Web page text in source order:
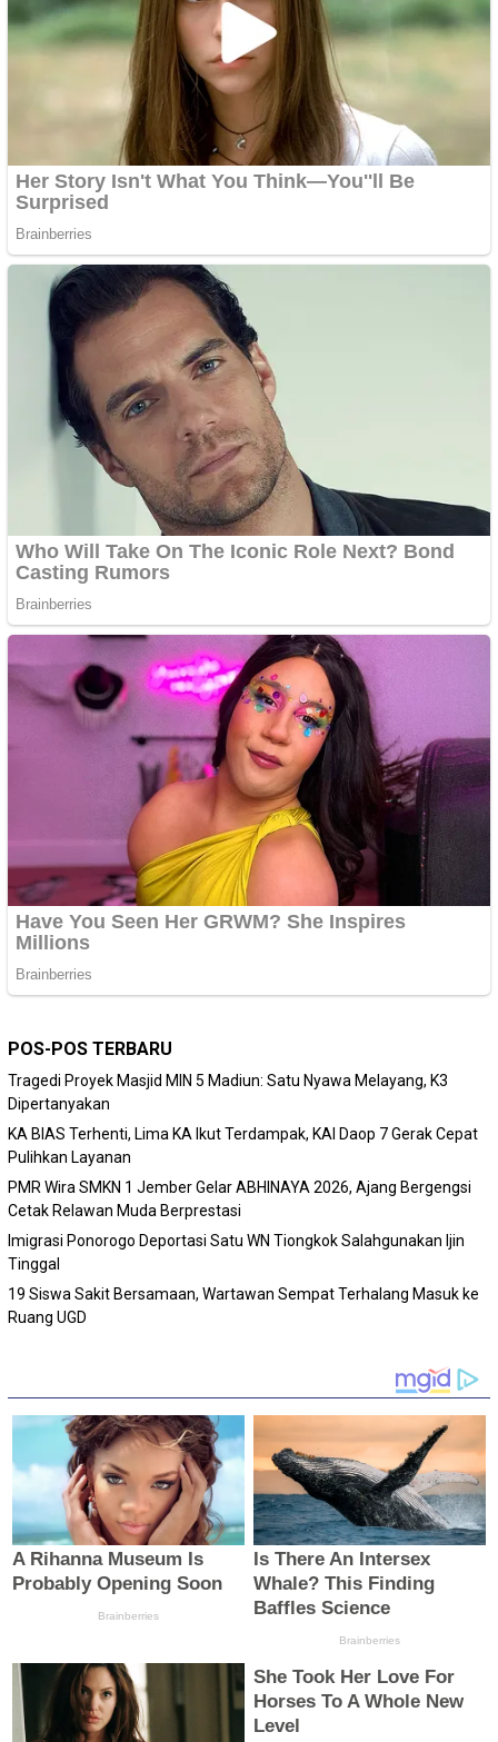
POS-POS TERBARU
Tragedi Proyek Masjid MIN 5 Madiun: Satu Nyawa Melayang, K3
Dipertanyakan
KA BIAS Terhenti, Lima KA Ikut Terdampak, KAI Daop 7 Gerak Cepat
Pulihkan Layanan
PMR Wira SMKN 1 Jember Gelar ABHINAYA 2026, Ajang Bergengsi
Cetak Relawan Muda Berprestasi
Imigrasi Ponorogo Deportasi Satu WN Tiongkok Salahgunakan Ijin
Tinggal
19 Siswa Sakit Bersamaan, Wartawan Sempat Terhalang Masuk ke
Ruang UGD